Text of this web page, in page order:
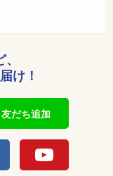
け！
友だち追加